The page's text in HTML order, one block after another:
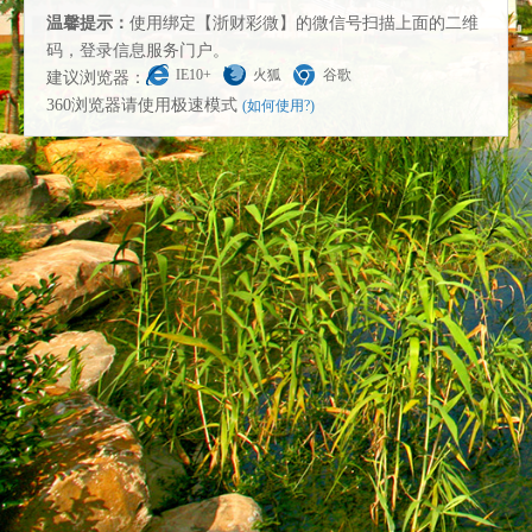
温馨提示： 使用绑定【浙财彩微】的微信号扫描上面的二维
码，登录信息服务门户。
建议浏览器：
IE10+ 火狐 谷歌
360浏览器请使用极速模式 (如何使用?)